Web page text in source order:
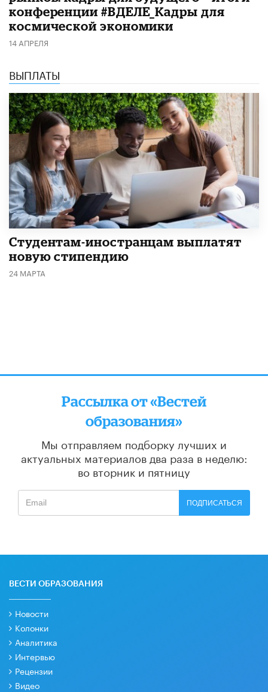
конференции #ВДЕЛЕ_Кадры для
космической экономики
14 АПРЕЛЯ
ВЫПЛАТЫ
Студентам-иностранцам выплатят
новую стипендию
24 МАРТА
Рассылка от «Вестей
образования»
Мы отправляем подборку лучших и
актуальных материалов два раза в неделю:
во вторник и пятницу
ПОДПИСАТЬСЯ
ВЕСТИ ОБРАЗОВАНИЯ
Новости
Колонки
Аналитика
Интервью
Рецензии
Видео